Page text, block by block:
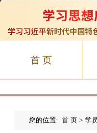
首 页
您的位置: 首 页 > 学